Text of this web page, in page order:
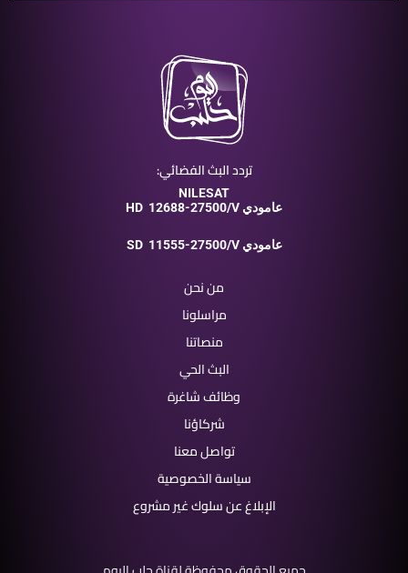
تردد البث الفضائي:
NILESAT
HD
12688-27500/V عامودي
SD 11555-27500/V عامودي
من نحن
مراسلونا
منصاتنا
البث الحي
وظائف شاغرة
شركاؤنا
تواصل معنا
سياسة الخصوصية
الإبلاغ عن سلوك غير مشروع